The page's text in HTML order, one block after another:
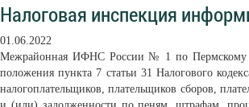
Налоговая инспекция
01.06.2022
Межрайонная ИФНС России № 1 по Пермскому
положения пункта 7 статьи 31 Налогового
налогоплательщиков, плательщиков сборов,